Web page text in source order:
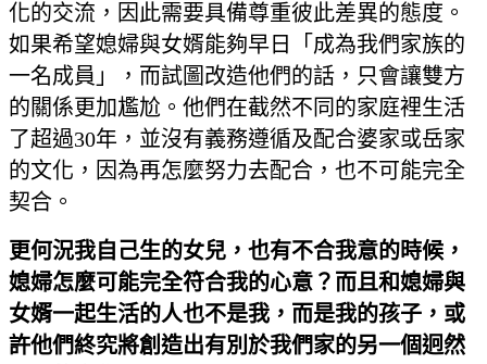
化的交流，因此需要具備尊重彼此差異的態度。
如果希望媳婦與女婿能夠早日「成為我們家族的
一名成員」，而試圖改造他們的話，只會讓雙方
的關係更加尷尬。他們在截然不同的家庭裡生活
了超過30年，並沒有義務遵循及配合婆家或岳家
的文化，因為再怎麼努力去配合，也不可能完全
契合。
更何況我自己生的女兒，也有不合我意的時候，
媳婦怎麼可能完全符合我的心意？而且和媳婦與
女婿一起生活的人也不是我，而是我的孩子，或
許他們終究將創造出有別於我們家的另一個迥然